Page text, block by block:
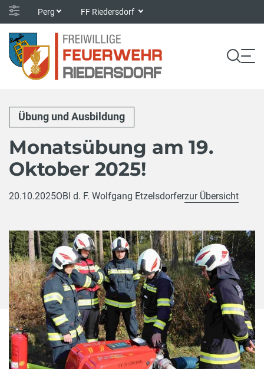
Perg FF Riedersdorf
Übung und Ausbildung
Monatsübung am 19.
Oktober 2025!
20.10.2025OBI d. F. Wolfgang Etzelsdorferzur Übersicht